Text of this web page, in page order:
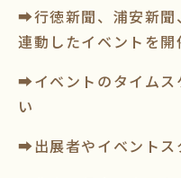
➡行徳新聞、浦安新聞
連動したイベントを開
➡イベントのタイムス
い
➡出展者やイベントス